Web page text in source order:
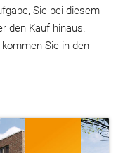
Sie bei diesem
den Kauf hinaus.
Sie in den